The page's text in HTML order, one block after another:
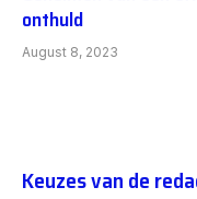
onthuld
August 8, 2023
Keuzes van de